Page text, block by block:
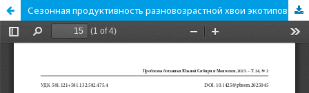
Сезонная продуктивность разновозрастной хвои экотипов Pinus sibirica Du Tour различного географического происхождения